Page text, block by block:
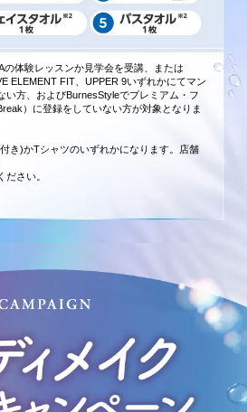
の体験レッスンか見学会を受講、または
ELEMENT FIT、UPPER 9いずれかにてマン
い方、およびBurnesStyleでプレミアム・フ
）に登録をしていない方が対象となりま
き)かTシャツのいずれかになります。店舗
ださい。